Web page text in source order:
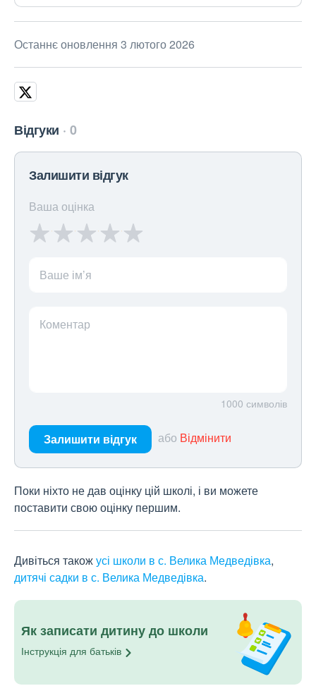
Останнє оновлення 3 лютого 2026
Відгуки 0
Залишити відгук
Ваша оцінка
Ваше ім’я
Коментар
1000 символів
Залишити відгук або Відмінити
Поки ніхто не дав оцінку цій школі, і ви можете
поставити свою оцінку першим.
Дивіться такожусі школи в с. Велика Медведівка,
дитячі садки в с. Велика Медведівка.
Як записати дитину до школи
Інструкція для батьків